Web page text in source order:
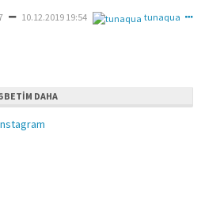
10.12.2019 19:54 tunaqua
BETIM DAHA